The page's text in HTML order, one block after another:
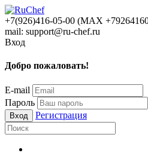
+7(926)416-05-00 (МАХ
mail: support@ru-chef.ru
Вход
Добро пожаловать!
E-mail
Пароль
Регистрация